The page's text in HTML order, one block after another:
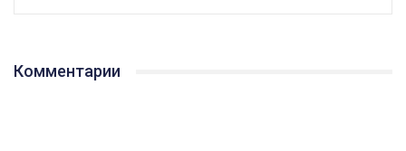
Комментарии